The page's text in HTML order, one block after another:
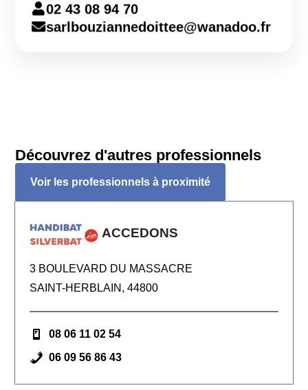
02 43 08 94 70
sarlbouziannedoittee@wanadoo.fr
Découvrez d'autres professionnels
Voir les professionnels à proximité
ACCEDONS
3 BOULEVARD DU MASSACRE
SAINT-HERBLAIN, 44800
08 06 11 02 54
06 09 56 86 43